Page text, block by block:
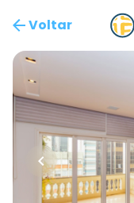
Voltar